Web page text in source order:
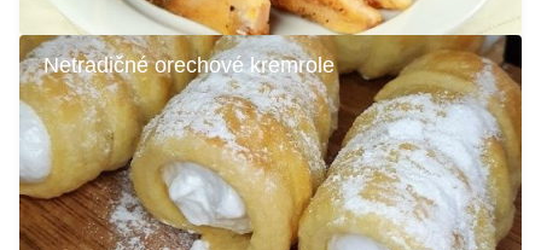
Netradičné orechové kremrole